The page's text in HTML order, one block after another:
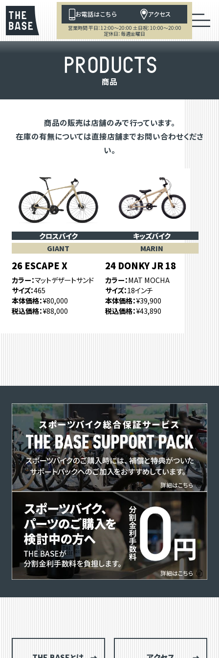
お電話はこちら アクセス
営業時間 平日：12:00～20:00 土日祝：10:00～20:00
定休日：毎週金曜日
PRODUCTS
商品
商品の販売は店舗のみで行っています。
在庫の有無については直接店舗までお問い合わせくださ
い。
クロスバイク
GIANT
26 ESCAPE X
カラー マットデザートサンド
サイズ 465
本体価格 ¥80,000
税込価格 ¥88,000
キッズバイク
MARIN
24 DONKY JR 18
カラー MAT MOCHA
サイズ 18インチ
本体価格 ¥39,900
税込価格 ¥43,890